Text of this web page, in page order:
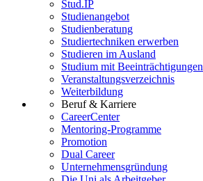
Stud.IP
Studienangebot
Studienberatung
Studiertechniken erwerben
Studieren im Ausland
Studium mit Beeinträchtigungen
Veranstaltungsverzeichnis
Weiterbildung
Beruf & Karriere
CareerCenter
Mentoring-Programme
Promotion
Dual Career
Unternehmensgründung